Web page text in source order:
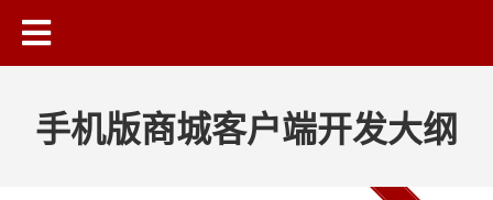
手机版商城客户端开发大纲